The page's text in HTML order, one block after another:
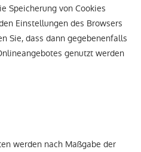
Speicherung von Cookies
Einstellungen des Browsers
Sie, dass dann gegebenenfalls
genutzt werden
werden nach Maßgabe der